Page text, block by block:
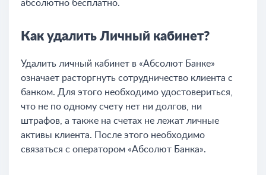
абсолютно бесплатно.
Как удалить Личный кабинет?
Удалить личный кабинет в «Абсолют Банке»
означает расторгнуть сотрудничество клиента с
банком. Для этого необходимо удостовериться,
что не по одному счету нет ни долгов, ни
штрафов, а также на счетах не лежат личные
активы клиента. После этого необходимо
связаться с оператором «Абсолют Банка».